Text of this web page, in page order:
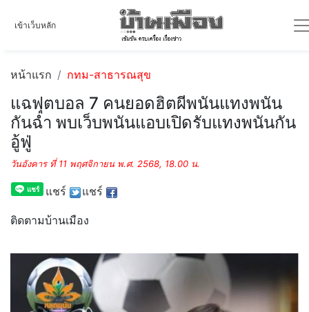
เข้าเว็บหลัก
หน้าแรก กทม-สาธารณสุข
แฉฟุตบอล 7 คนยอดฮิตผีพนันแทงพนัน
กันฉ่ำ พบเว็บพนันแอบเปิดรับแทงพนันกัน
อู้ฟู่
วันอังคาร ที่ 11 พฤศจิกายน พ.ศ. 2568, 18.00 น.
แชร์ แชร์
ติดตามบ้านเมือง